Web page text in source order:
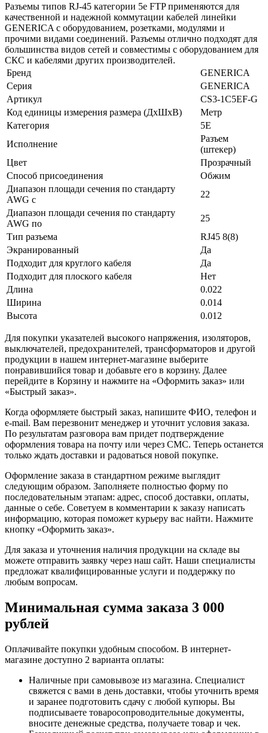
Разъемы типов RJ-45 категории 5e FTP применяются для
качественной и надежной коммутации кабелей линейки
GENERICA с оборудованием, розетками, модулями и
прочими видами соединений. Разъемы отлично подходят для
большинства видов сетей и совместимы с оборудованием для
СКС и кабелями других производителей.
Бренд
GENERICA
Серия
GENERICA
Артикул
CS3-1C5EF-G
Код единицы измерения размера (ДхШхВ)
Метр
Категория
5E
Исполнение
Разъем
(штекер)
Цвет
Прозрачный
Способ присоединения
Обжим
Диапазон площади сечения по стандарту
AWG с
22
Диапазон площади сечения по стандарту
AWG по
25
Тип разъема
RJ45 8(8)
Экранированный
Да
Подходит для круглого кабеля
Да
Подходит для плоского кабеля
Нет
Длина
0.022
Ширина
0.014
Высота
0.012
Для покупки указателей высокого напряжения, изоляторов,
выключателей, предохранителей, трансформаторов и другой
продукции в нашем интернет-магазине выберите
понравившийся товар и добавьте его в корзину. Далее
перейдите в Корзину и нажмите на «Оформить заказ» или
«Быстрый заказ».
Когда оформляете быстрый заказ, напишите ФИО, телефон и
e-mail. Вам перезвонит менеджер и уточнит условия заказа.
По результатам разговора вам придет подтверждение
оформления товара на почту или через СМС. Теперь останется
только ждать доставки и радоваться новой покупке.
Оформление заказа в стандартном режиме выглядит
следующим образом. Заполняете полностью форму по
последовательным этапам: адрес, способ доставки, оплаты,
данные о себе. Советуем в комментарии к заказу написать
информацию, которая поможет курьеру вас найти. Нажмите
кнопку «Оформить заказ».
Для заказа и уточнения наличия продукции на складе вы
можете отправить заявку через наш сайт. Наши специалисты
предложат квалифицированные услуги и поддержку по
любым вопросам.
Минимальная сумма заказа 3 000
рублей
Оплачивайте покупки удобным способом. В интернет-
магазине доступно 2 варианта оплаты:
Наличные при самовывозе из магазина. Специалист
свяжется с вами в день доставки, чтобы уточнить время
и заранее подготовить сдачу с любой купюры. Вы
подписываете товаросопроводительные документы,
вносите денежные средства, получаете товар и чек.